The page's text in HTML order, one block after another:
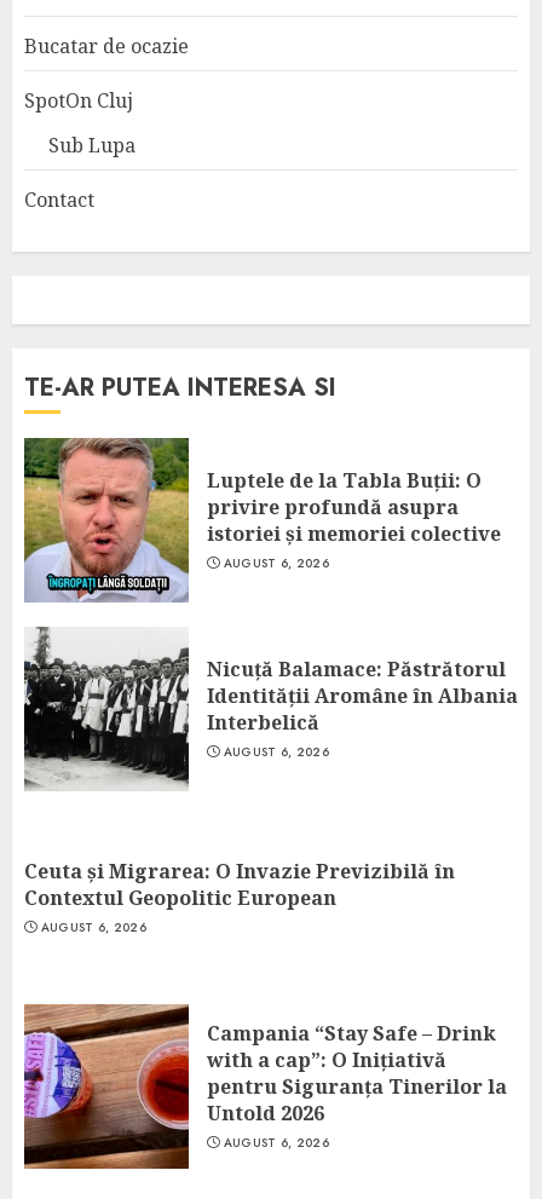
Bucatar de ocazie
SpotOn Cluj
Sub Lupa
Contact
TE-AR PUTEA INTERESA SI
Luptele de la Tabla Buții: O
privire profundă asupra
istoriei și memoriei colective
AUGUST 6, 2026
Nicuță Balamace: Păstrătorul
Identității Aromâne în Albania
Interbelică
AUGUST 6, 2026
Ceuta și Migrarea: O Invazie Previzibilă în
Contextul Geopolitic European
AUGUST 6, 2026
Campania “Stay Safe – Drink
with a cap”: O Inițiativă
pentru Siguranța Tinerilor la
Untold 2026
AUGUST 6, 2026